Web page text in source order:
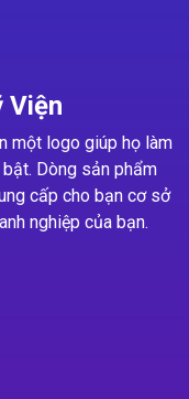
Viện
một logo giúp họ làm
Dòng sản phẩm
cấp cho bạn cơ sở
nghiệp của bạn.